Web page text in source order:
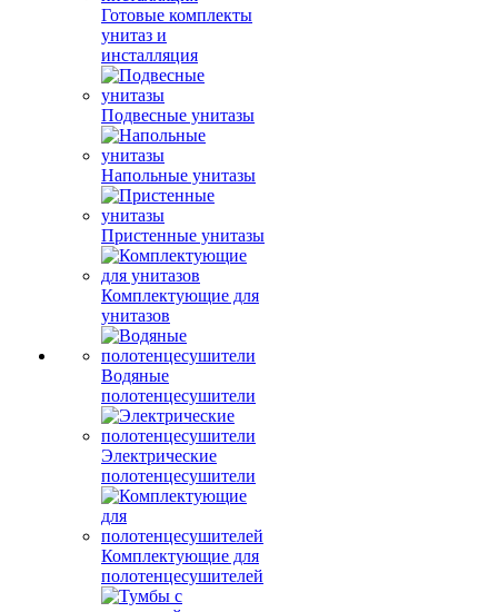
Готовые комплекты
унитаз и
инсталляция
Подвесные унитазы
Напольные унитазы
Пристенные унитазы
Комплектующие для
унитазов
Водяные
полотенцесушители
Электрические
полотенцесушители
Комплектующие для
полотенцесушителей